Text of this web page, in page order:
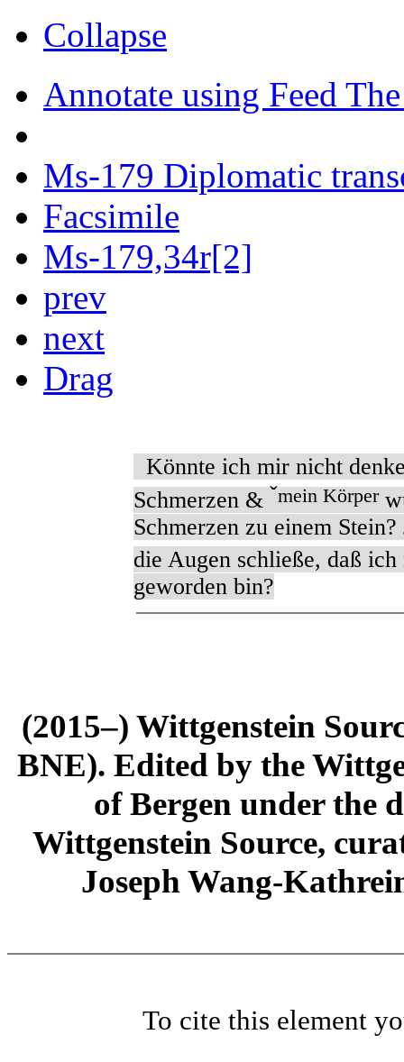
Collapse
Annotate using Feed
Ms-179 Diplomatic
Facsimile
Ms-179,34r[2]
prev
next
Drag
Könnte ich mir nicht
Schmerzen & ˇmein Körper
Schmerzen zu einem
die Augen schließe, daß
geworden bin?
(2015–) Wittgenstein
BNE). Edited by the
of Bergen under the
Wittgenstein Source,
Joseph Wang-
To cite this element